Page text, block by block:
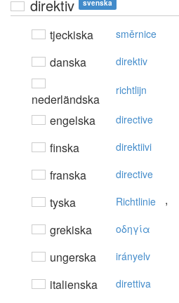
direktiv svenska
tjeckiska směrnice
danska direktiv
nederländska
richtlijn
engelska directive
finska direktiivi
franska directive
tyska Richtlinie ,
grekiska oδηγία
ungerska irányelv
italienska direttiva